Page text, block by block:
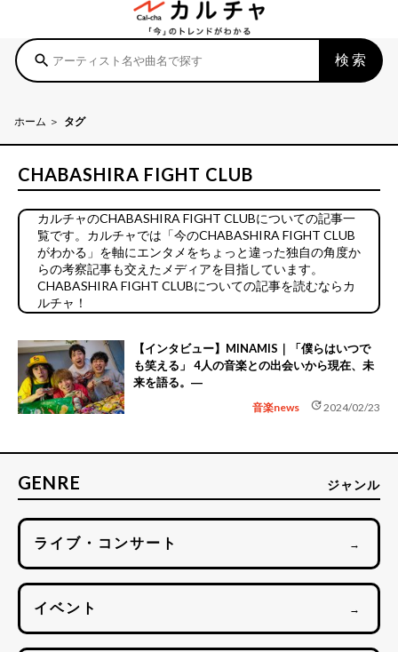
search 検索
ホーム タグ
CHABASHIRA FIGHT CLUB
カルチャのCHABASHIRA FIGHT CLUBについての記事一
覧です。カルチャでは「今のCHABASHIRA FIGHT CLUB
がわかる」を軸にエンタメをちょっと違った独自の角度か
らの考察記事も交えたメディアを目指しています。
CHABASHIRA FIGHT CLUBについての記事を読むならカ
ルチャ！
【インタビュー】MINAMIS｜「僕らはいつで
も笑える」 4人の音楽との出会いから現在、未
来を語る。―
音楽news update2024/02/23
GENRE ジャンル
ライブ・コンサート →
イベント →